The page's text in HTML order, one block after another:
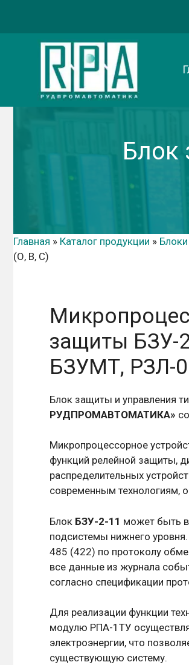
содержимому
Блок
Главная » Каталог продукции »
(О, В, С)
защиты БЗУ-
БЗУМТ, РЗЛ-
Блок защиты и управления
РУДПРОМАВТОМАТИКА»
Микропроцессорное
функций релейной защиты,
распределительных
современным технологиям,
Блок БЗУ-2-11 может быть
подсистемы нижнего
485 (422) по протоколу
все данные из журнала
согласно спецификации
Для реализации функции
модулю РПA-1ТУ
электроэнергии, что
существующую систему.